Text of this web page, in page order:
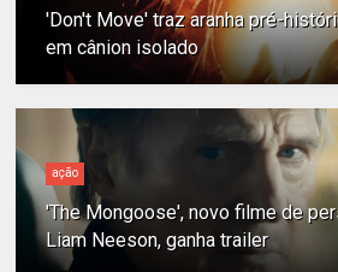
'Don't Move' traz aranha pré-
em cânion isolado
ação
'The Mongoose', novo filme de
Liam Neeson, ganha trailer